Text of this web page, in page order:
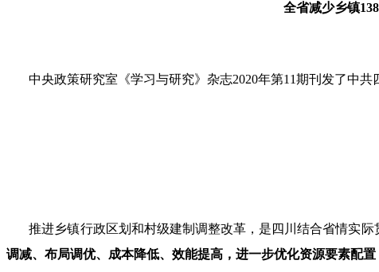
全省减少乡镇
中央政策研究室《学习与研究》杂志2020年第11期刊发了中共
推进乡镇行政区划和村级建制调整改革，是四川结合省情实
调减、布局调优、成本降低、效能提高，进一步优化资源要素配